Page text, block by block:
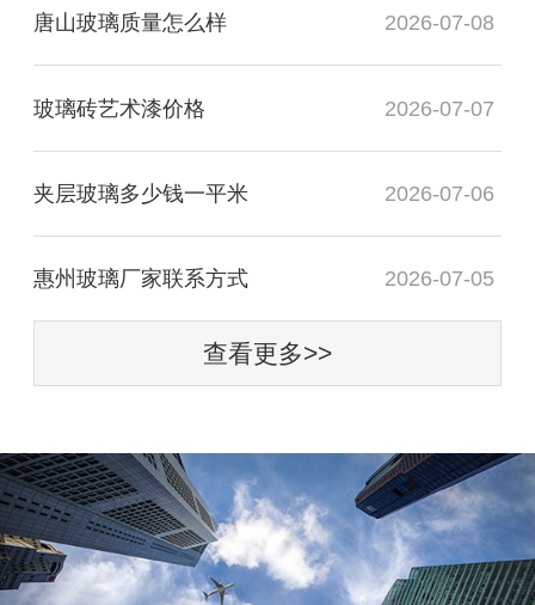
唐山玻璃质量怎么样 2026-07-08
玻璃砖艺术漆价格 2026-07-07
夹层玻璃多少钱一平米 2026-07-06
惠州玻璃厂家联系方式 2026-07-05
查看更多>>